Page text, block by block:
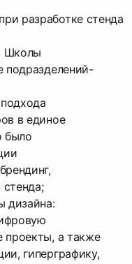
разработке стенда
Школы
подразделений-
в единое
было
дизайна:
проекты, а также
гиперграфику,